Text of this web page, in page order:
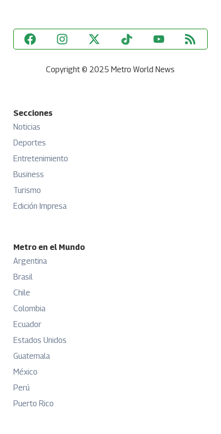
Copyright © 2025 Metro World News
Secciones
Noticias
Deportes
Entretenimiento
Business
Turismo
Edición Impresa
Metro en el Mundo
Argentina
Brasil
Chile
Colombia
Ecuador
Estados Unidos
Guatemala
México
Perú
Puerto Rico